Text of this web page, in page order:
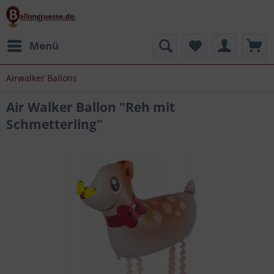
Menü
Airwalker Ballons
Air Walker Ballon "Reh mit
Schmetterling"